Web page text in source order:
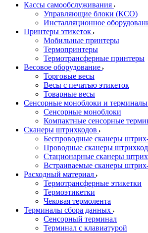
Кассы самообслуживания
Управляющие блоки (КСО)
Инсталляционное
Принтеры этикеток
Мобильные принтеры
Термопринтеры
Термотрансферные принтеры
Весовое оборудование
Торговые весы
Весы с печатью этикеток
Товарные весы
Сенсорные моноблоки и терминалы
Сенсорные моноблоки
Компактные сенсорные
Сканеры штрихкодов
Беспроводные сканеры
Проводные сканеры
Стационарные сканеры
Встраиваемые сканеры
Расходный материал
Термотрансферные этикетки
Термоэтикетки
Чековая термолента
Терминалы сбора данных
Сенсорный терминал
Терминал с клавиатурой